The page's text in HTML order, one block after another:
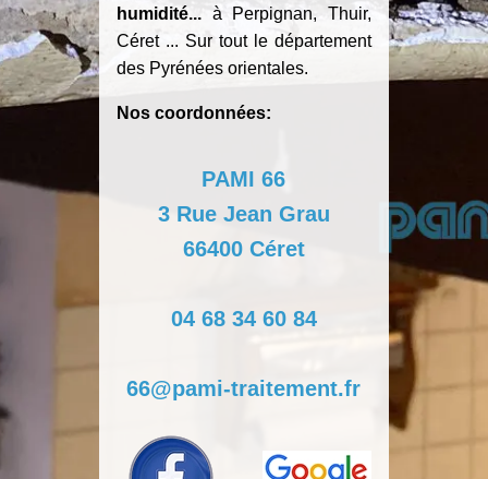
humidité...à Perpignan, Thuir,
Céret... Sur tout le département
desPyrénées orientales.
Nos coordonnées:
PAMI 66
3 Rue Jean Grau
66400 Céret
04 68 34 60 84
66@pami-traitement.fr